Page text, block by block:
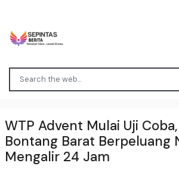
WTP Advent Mulai Uji
Bontang Barat Berpeluang
Mengalir 24 Jam